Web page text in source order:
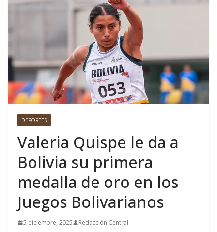
DEPORTES
Valeria Quispe le da a
Bolivia su primera
medalla de oro en los
Juegos Bolivarianos
5 diciembre, 2025 Redacción Central